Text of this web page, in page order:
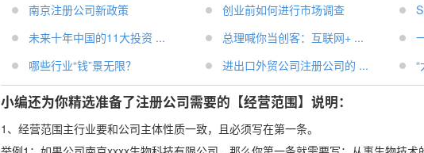
南京注册公司新政策
创业前如何进行市场调查
未来十年中国的11大投资 ...
总理喊你当创客：互联网+ ...
哪些行业“钱”景无限？
进出口外贸公司注册公司的 ...
小编还为你精选准备了注册公司需要的【经营范围】说明：
1、经营范围主行业要和公司主体性质一致，且必须写在第一条。